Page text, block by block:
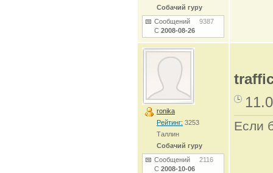
Собачий гуру
Сообщений 9387
С 2008-08-26
ronika
Рейтинг: 3253
Таллин
Собачий гуру
Сообщений 2116
С 2008-10-06
Если